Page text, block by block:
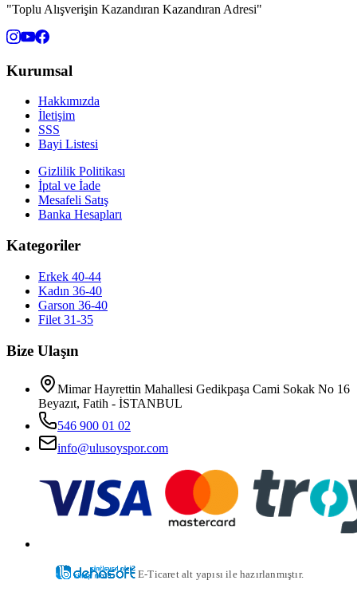
"Toplu Alışverişin Kazandıran Kazandıran Adresi"
Kurumsal
Hakkımızda
İletişim
SSS
Bayi Listesi
Gizlilik Politikası
İptal ve İade
Mesafeli Satış
Banka Hesapları
Kategoriler
Erkek 40-44
Kadın 36-40
Garson 36-40
Filet 31-35
Bize Ulaşın
Mimar Hayrettin Mahallesi Gedikpaşa Cami Sokak No 16
Beyazıt, Fatih - İSTANBUL
546 900 01 02
info@ulusoyspor.com
E-Ticaret alt yapısı ile hazırlanmıştır.